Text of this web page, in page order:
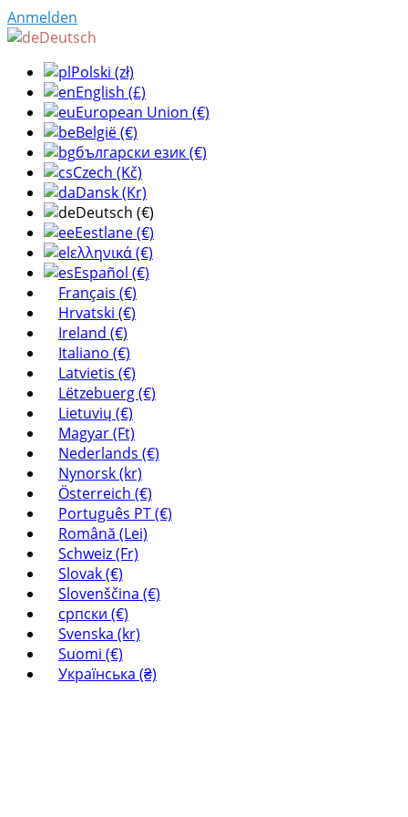
Anmelden
Deutsch
Polski (zł)
English (£)
European Union (€)
België (€)
български език (€)
Czech (Kč)
Dansk (Kr)
Deutsch (€)
Eestlane (€)
ελληνικά (€)
Español (€)
Français (€)
Hrvatski (€)
Ireland (€)
Italiano (€)
Latvietis (€)
Lëtzebuerg (€)
Lietuvių (€)
Magyar (Ft)
Nederlands (€)
Nynorsk (kr)
Österreich (€)
Português PT (€)
Română (Lei)
Schweiz (Fr)
Slovak (€)
Slovenščina (€)
српски (€)
Svenska (kr)
Suomi (€)
Українська (₴)